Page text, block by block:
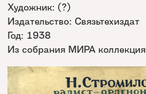
Художник: (?)
Издательство: Связьтехиздат
Год: 1938
Из собрания МИРА коллекция